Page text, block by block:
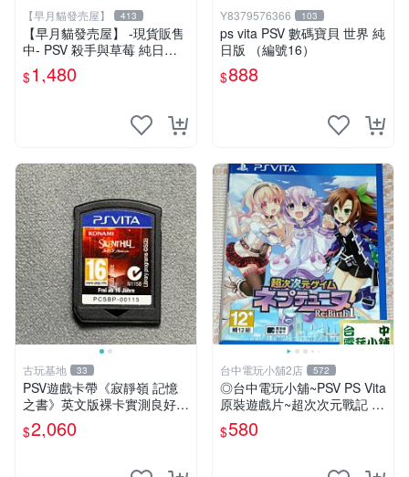
【早月貓發売屋】 413
【早月貓發売屋】 -現貨販售
中- PSV 殺手與草莓 純日版
日文版 ※戀愛×懸疑※ 戀愛AD
V遊戲
$1,480
Y8379576366 103
ps vita PSV 數碼寶貝 世界 純
日版 （編號16）
$888
古玩基地 33
PSV遊戲卡帶《寂靜嶺 記憶
之書》英文版裸卡實測良好
限定PSV平臺獨享 廚房遊戲
獲得熱銷推薦 寂靜嶺 電玩遊
$2,060
台中電玩小舖2店 572
◎台中電玩小舖~PSV PS Vita
原裝遊戲片~超次次元戰記 戰
$580